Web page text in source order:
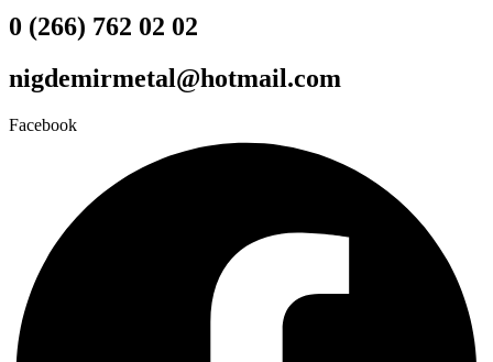
0 (266) 762 02 02
nigdemirmetal@hotmail.com
Facebook